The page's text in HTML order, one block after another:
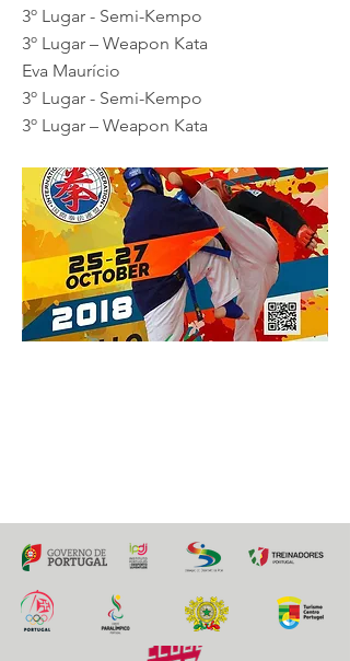
3º Lugar - Semi-Kempo
3º Lugar – Weapon Kata
Eva Maurício
3º Lugar - Semi-Kempo
3º Lugar – Weapon Kata